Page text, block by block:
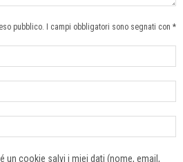
pubblico. I campi obbligatori sono segnati con *
un cookie salvi i miei dati (nome, email,